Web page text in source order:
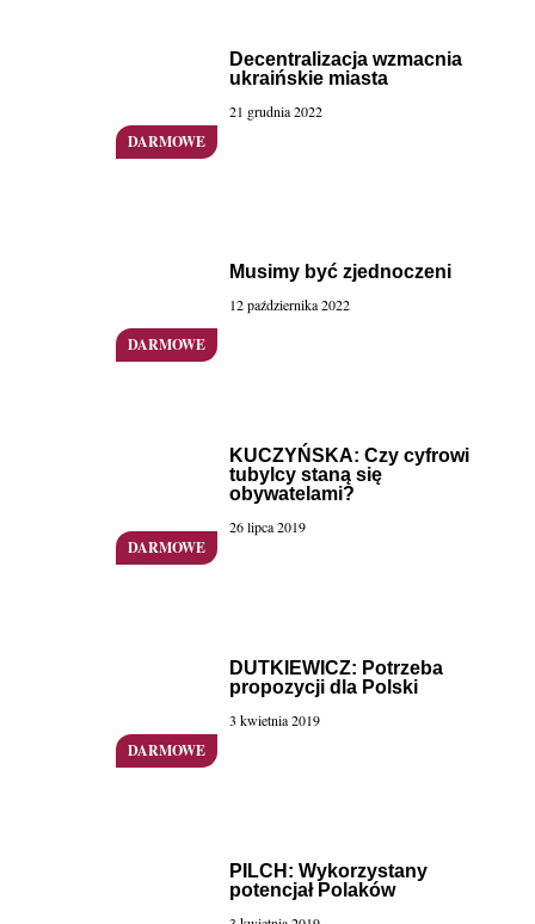
Decentralizacja wzmacnia
ukraińskie miasta
21 grudnia 2022
Musimy być zjednoczeni
12 października 2022
KUCZYŃSKA: Czy cyfrowi
tubylcy staną się
obywatelami?
26 lipca 2019
DUTKIEWICZ: Potrzeba
propozycji dla Polski
3 kwietnia 2019
PILCH: Wykorzystany
potencjał Polaków